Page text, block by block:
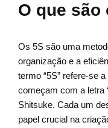
O que são
Os 5S são uma
organização e a
termo “5S” refere-se
começam com a letra
Shitsuke. Cada um
papel crucial na